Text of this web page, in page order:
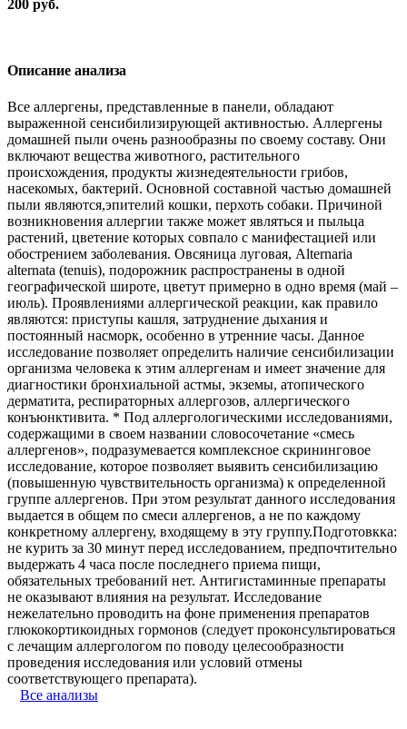
200 руб.
Описание анализа
Все аллергены, представленные в панели, обладают
выраженной сенсибилизирующей активностью. Аллергены
домашней пыли очень разнообразны по своему составу. Они
включают вещества животного, растительного
происхождения, продукты жизнедеятельности грибов,
насекомых, бактерий. Основной составной частью домашней
пыли являются,эпителий кошки, перхоть собаки. Причиной
возникновения аллергии также может являться и пыльца
растений, цветение которых совпало с манифестацией или
обострением заболевания. Овсяница луговая, Alternaria
alternata (tenuis), подорожник распространены в одной
географической широте, цветут примерно в одно время (май –
июль). Проявлениями аллергической реакции, как правило
являются: приступы кашля, затруднение дыхания и
постоянный насморк, особенно в утренние часы. Данное
исследование позволяет определить наличие сенсибилизации
организма человека к этим аллергенам и имеет значение для
диагностики бронхиальной астмы, экземы, атопического
дерматита, респираторных аллергозов, аллергического
конъюнктивита. * Под аллергологическими исследованиями,
содержащими в своем названии словосочетание «смесь
аллергенов», подразумевается комплексное скрининговое
исследование, которое позволяет выявить сенсибилизацию
(повышенную чувствительность организма) к определенной
группе аллергенов. При этом результат данного исследования
выдается в общем по смеси аллергенов, а не по каждому
конкретному аллергену, входящему в эту группу.Подготовкка:
не курить за 30 минут перед исследованием, предпочтительно
выдержать 4 часа после последнего приема пищи,
обязательных требований нет. Антигистаминные препараты
не оказывают влияния на результат. Исследование
нежелательно проводить на фоне применения препаратов
глюкокортикоидных гормонов (следует проконсультироваться
с лечащим аллергологом по поводу целесообразности
проведения исследования или условий отмены
соответствующего препарата).
Все анализы